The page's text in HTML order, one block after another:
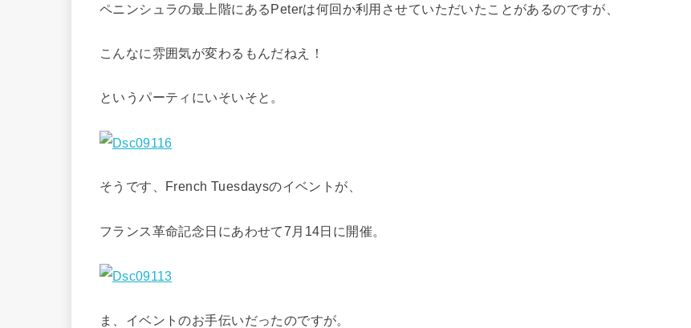
ペニンシュラの最上階にあるPeterは何回か利用させていただいたことがあるのですが、
こんなに雰囲気が変わるもんだねえ！
というパーティにいそいそと。
そうです、French Tuesdaysのイベントが、
フランス革命記念日にあわせて7月14日に開催。
ま、イベントのお手伝いだったのですが。